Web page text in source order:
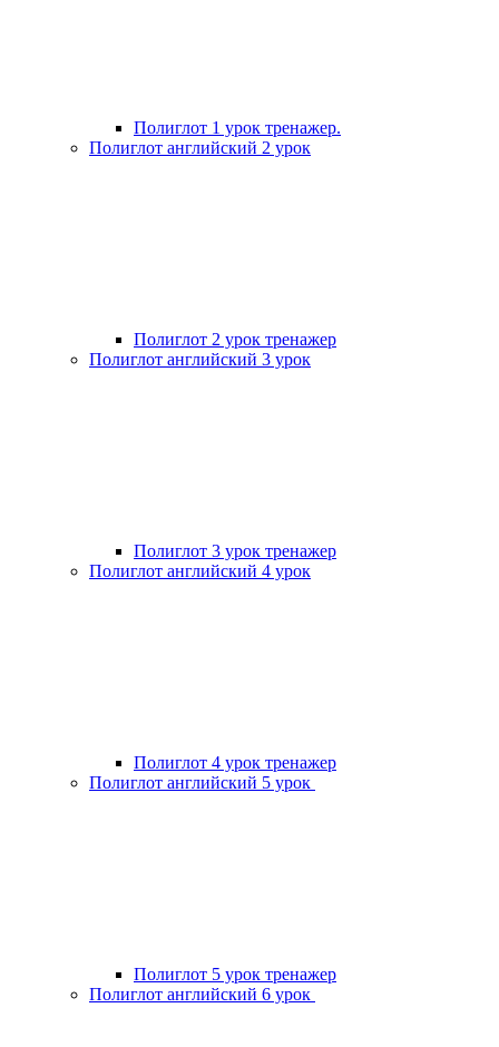
Полиглот 1 урок тренажер.
Полиглот английский 2 урок
Полиглот 2 урок тренажер
Полиглот английский 3 урок
Полиглот 3 урок тренажер
Полиглот английский 4 урок
Полиглот 4 урок тренажер
Полиглот английский 5 урок
Полиглот 5 урок тренажер
Полиглот английский 6 урок